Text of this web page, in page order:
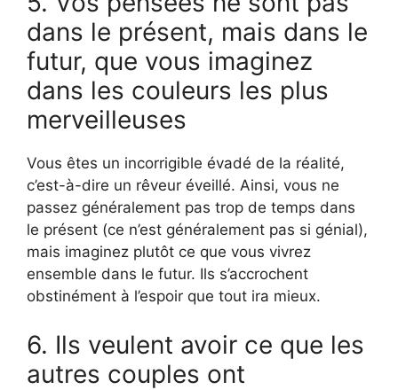
dans le présent, mais dans le
futur, que vous imaginez
dans les couleurs les plus
merveilleuses
Vous êtes un incorrigible évadé de la réalité,
c’est-à-dire un rêveur éveillé. Ainsi, vous ne
passez généralement pas trop de temps dans
le présent (ce n’est généralement pas si génial),
mais imaginez plutôt ce que vous vivrez
ensemble dans le futur. Ils s’accrochent
obstinément à l’espoir que tout ira mieux.
6. Ils veulent avoir ce que les
autres couples ont